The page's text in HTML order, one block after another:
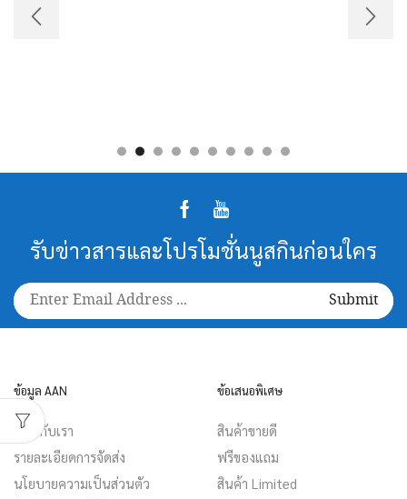
Facebook
Youtube
รับข่าวสารและโปรโมชั่นนูสกินก่อนใคร
ข้อมูล AAN
เกี่ยวกับเรา
รายละเอียดการจัดส่ง
นโยบายความเป็นส่วนตัว
ข้อเสนอพิเศษ
สินค้าขายดี
ฟรีของแถม
สินค้า Limited